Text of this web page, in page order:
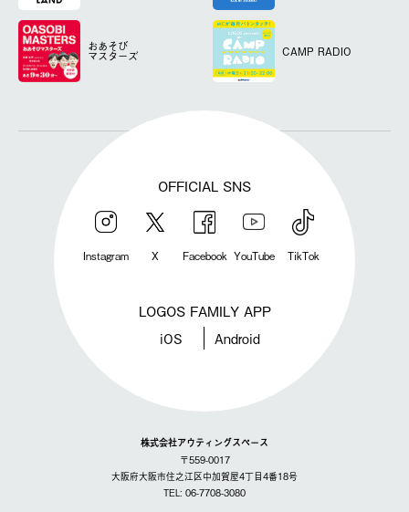
おあそび
マスターズ CAMP RADIO
OFFICIAL SNS
Instagram X Facebook YouTube TikTok
LOGOS FAMILY APP
iOS Android
株式会社アウティングスペース
〒559-0017
大阪府大阪市住之江区中加賀屋4丁目4番18号
TEL: 06-7708-3080